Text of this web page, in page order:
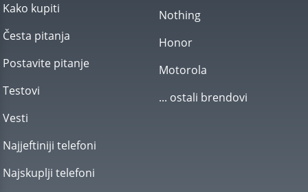
Kako kupiti
Česta pitanja
Postavite pitanje
Testovi
Vesti
Najjeftiniji telefoni
Najskuplji telefoni
Nothing
Honor
Motorola
... ostali brendovi